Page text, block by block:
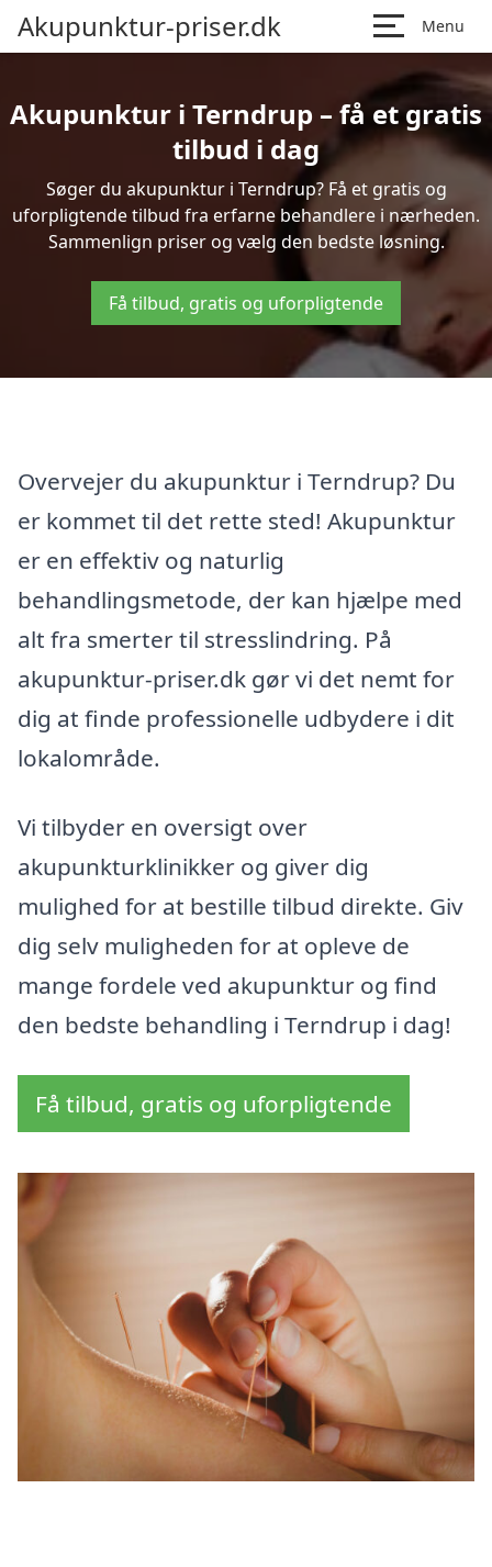
Akupunktur-priser.dk Menu
Akupunktur i Terndrup – få et gratis
tilbud i dag
Søger du akupunktur i Terndrup? Få et gratis og
uforpligtende tilbud fra erfarne behandlere i nærheden.
Sammenlign priser og vælg den bedste løsning.
Få tilbud, gratis og uforpligtende
Overvejer du akupunktur i Terndrup? Du
er kommet til det rette sted! Akupunktur
er en effektiv og naturlig
behandlingsmetode, der kan hjælpe med
alt fra smerter til stresslindring. På
akupunktur-priser.dk gør vi det nemt for
dig at finde professionelle udbydere i dit
lokalområde.
Vi tilbyder en oversigt over
akupunkturklinikker og giver dig
mulighed for at bestille tilbud direkte. Giv
dig selv muligheden for at opleve de
mange fordele ved akupunktur og find
den bedste behandling i Terndrup i dag!
Få tilbud, gratis og uforpligtende